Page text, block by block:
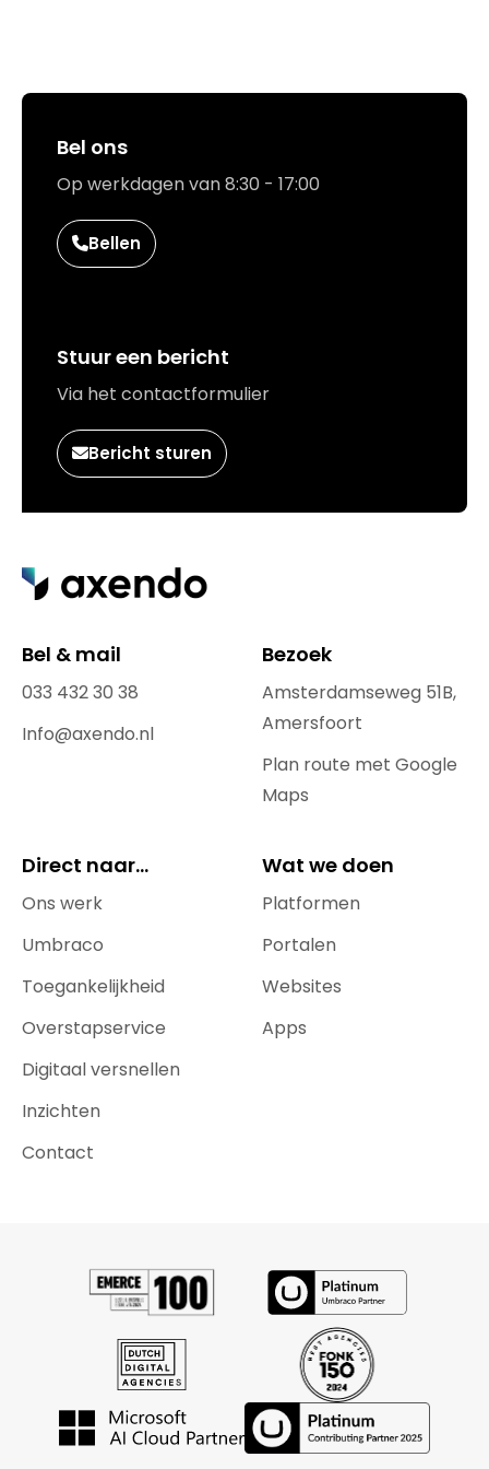
Bel ons
Op werkdagen van 8:30 - 17:00
Bellen
Stuur een bericht
Via het contactformulier
Bericht sturen
Bel & mail
033 432 30 38
Info@axendo.nl
Bezoek
Amsterdamseweg 51B,
Amersfoort
Plan route met Google
Maps
Direct naar...
Ons werk
Umbraco
Toegankelijkheid
Overstapservice
Digitaal versnellen
Inzichten
Contact
Wat we doen
Platformen
Portalen
Websites
Apps